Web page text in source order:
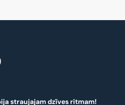
straujajam dzīves ritmam!